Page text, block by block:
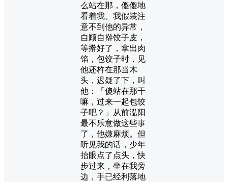
么站在那，傻傻地
看着我。我假装注
意不到他的异常，
自顾自擀饺子皮，
等擀好了，拿出肉
馅，包饺子时，见
他还杵在那当木
头，迟疑了下，叫
他：「傻站在那干
嘛，过来一起包饺
子吧？」从前泓阳
最不乐意做这些事
了，他嫌麻烦。但
听见我的话，少年
抬眼点了点头，快
步过来，坐在我旁
边，手已经利落地